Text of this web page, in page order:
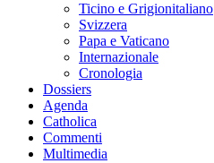
Ticino e Grigionitaliano
Svizzera
Papa e Vaticano
Internazionale
Cronologia
Dossiers
Agenda
Catholica
Commenti
Multimedia